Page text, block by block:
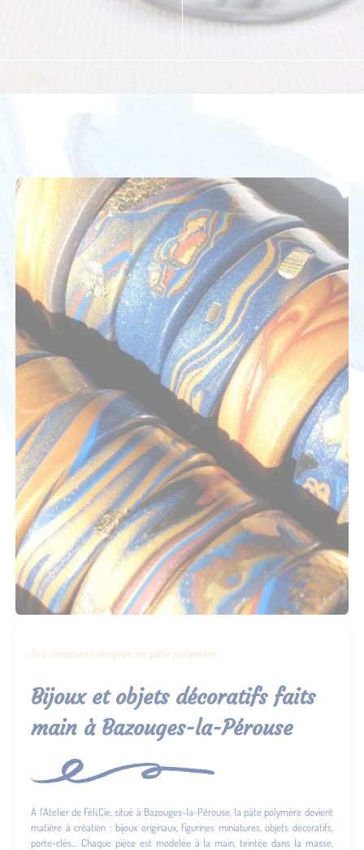
Des créations uniques en pâte polymère
Bijoux et objets décoratifs faits
main à Bazouges-la-Pérouse
À l’Atelier de Féli.Cie, situé à Bazouges-la-Pérouse, la pâte polymère devient
matière à création : bijoux originaux, figurines miniatures, objets décoratifs,
porte-clés… Chaque pièce est modelée à la main, teintée dans la masse,